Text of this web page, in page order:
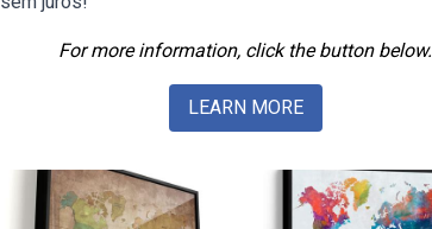
For more information, click the button below.
LEARN MORE